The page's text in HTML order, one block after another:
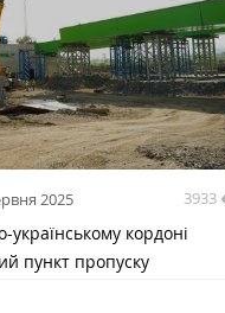
2025 3933
українському кордоні
пункт пропуску